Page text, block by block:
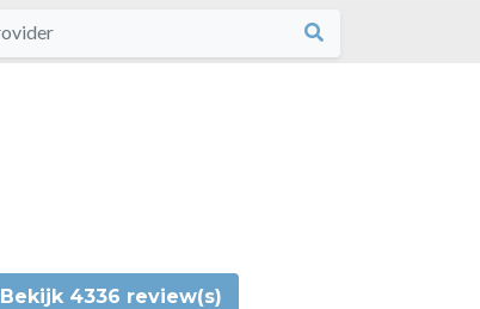
Bekijk 4336 review(s)